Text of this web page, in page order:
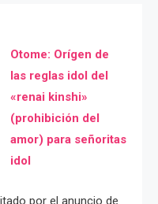
Otome: Orígen de
las reglas idol del
«renai kinshi»
(prohibición del
amor) para señoritas
idol
por el anuncio de